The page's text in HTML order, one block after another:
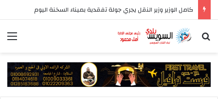
كامل الوزير وزير النقل يجري جولة تفقدية بميناء السخنة اليوم
بحث عن